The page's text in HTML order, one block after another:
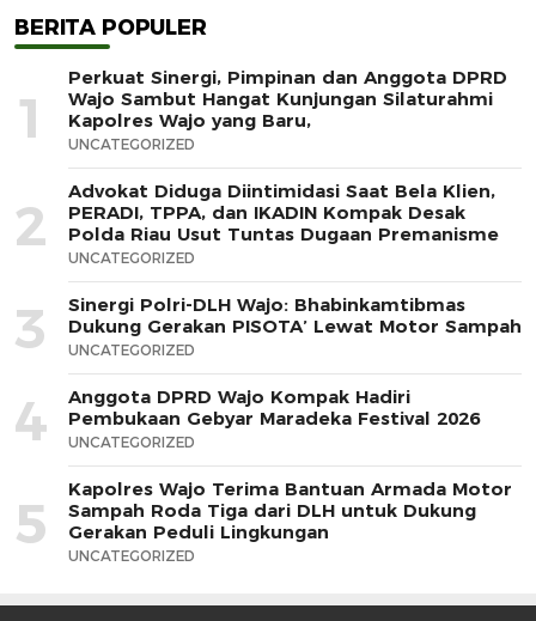
BERITA POPULER
1
Perkuat Sinergi, Pimpinan dan Anggota DPRD
Wajo Sambut Hangat Kunjungan Silaturahmi
Kapolres Wajo yang Baru,
UNCATEGORIZED
2
Advokat Diduga Diintimidasi Saat Bela Klien,
PERADI, TPPA, dan IKADIN Kompak Desak
Polda Riau Usut Tuntas Dugaan Premanisme
UNCATEGORIZED
3
Sinergi Polri-DLH Wajo: Bhabinkamtibmas
Dukung Gerakan PISOTA’ Lewat Motor Sampah
UNCATEGORIZED
4
Anggota DPRD Wajo Kompak Hadiri
Pembukaan Gebyar Maradeka Festival 2026
UNCATEGORIZED
5
Kapolres Wajo Terima Bantuan Armada Motor
Sampah Roda Tiga dari DLH untuk Dukung
Gerakan Peduli Lingkungan
UNCATEGORIZED